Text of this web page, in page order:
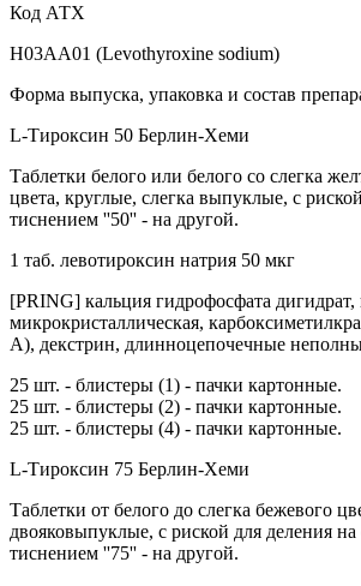
Код АТХ
H03AA01 (Levothyroxine sodium)
Форма выпуска, упаковка и состав
L-Тироксин 50 Берлин-Хеми
Таблетки белого или белого со слегка
цвета, круглые, слегка выпуклые, с
тиснением ''50'' - на другой.
1 таб. левотироксин натрия 50 мкг
[PRING] кальция гидрофосфата дигидрат,
микрокристаллическая,
А), декстрин, длинноцепочечные
25 шт. - блистеры (1) - пачки картонные.
25 шт. - блистеры (2) - пачки картонные.
25 шт. - блистеры (4) - пачки картонные.
L-Тироксин 75 Берлин-Хеми
Таблетки от белого до слегка бежевого
двояковыпуклые, с риской для деления
тиснением ''75'' - на другой.